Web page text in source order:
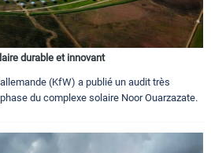
durable et innovant
(KfW) a publié un audit très
du complexe solaire Noor Ouarzazate.